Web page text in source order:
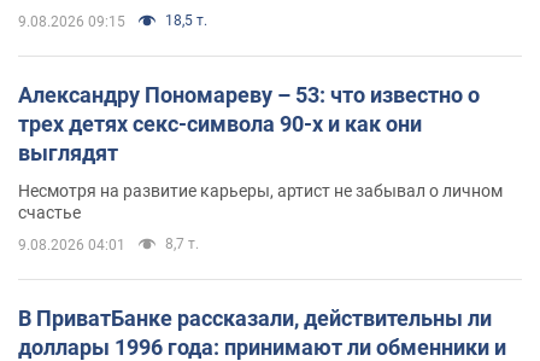
9.08.2026 09:15 18,5 т.
Александру Пономареву – 53: что известно о
трех детях секс-символа 90-х и как они
выглядят
Несмотря на развитие карьеры, артист не забывал о личном
счастье
9.08.2026 04:01 8,7 т.
В ПриватБанке рассказали, действительны ли
доллары 1996 года: принимают ли обменники и